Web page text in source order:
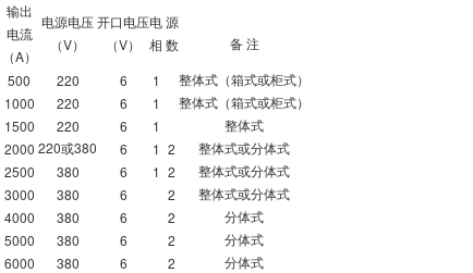
输出
电流
（A）
电源电压
（V）
开口电压
（V）
电 源
相 数 备 注
500 220 6 1 整体式（箱式或柜式）
1000 220 6 1 整体式（箱式或柜式）
1500 220 6 1 整体式
2000 220或380 6 1 2 整体式或分体式
2500 380 6 1 2 整体式或分体式
3000 380 6 2 整体式或分体式
4000 380 6 2 分体式
5000 380 6 2 分体式
6000 380 6 2 分体式